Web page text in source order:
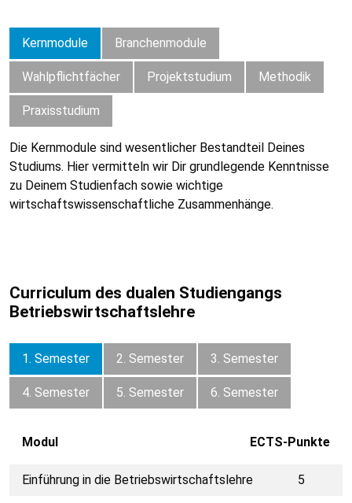
Kernmodule Branchenmodule
Wahlpflichtfächer Projektstudium Methodik
Praxisstudium
Die Kernmodule sind wesentlicher Bestandteil Deines
Studiums. Hier vermitteln wir Dir grundlegende Kenntnisse
zu Deinem Studienfach sowie wichtige
wirtschaftswissenschaftliche Zusammenhänge.
Curriculum des dualen Studiengangs
Betriebswirtschaftslehre
1. Semester 2. Semester 3. Semester
4. Semester 5. Semester 6. Semester
Modul ECTS-Punkte
Einführung in die Betriebswirtschaftslehre 5